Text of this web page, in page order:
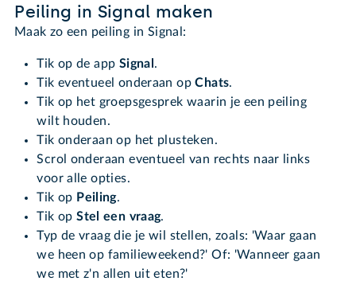
Peiling in Signal maken
Maak zo een peiling in Signal:
Tik op de app Signal .
Tik eventueel onderaan opChats.
Tik op het groepsgesprek waarin je een peiling
wilt houden.
Tik onderaan op het plusteken.
Scrol onderaan eventueel van rechts naar links
voor alle opties.
Tik op Peiling.
Tik opStel een vraag.
Typ de vraag die je wil stellen, zoals: 'Waar gaan
we heen op familieweekend?' Of: 'Wanneer gaan
we met z'n allen uit eten?'